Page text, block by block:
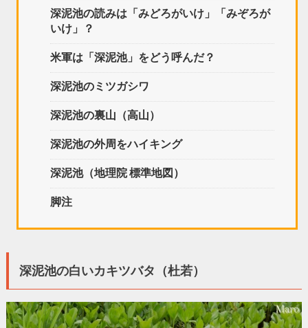
深泥池の読みは「みどろがいけ」「みぞろが
いけ」？
米軍は「深泥池」をどう呼んだ？
深泥池のミツガシワ
深泥池の裏山（高山）
深泥池の外周をハイキング
深泥池（地理院 標準地図）
脚注
深泥池の白いカキツバタ（杜若）